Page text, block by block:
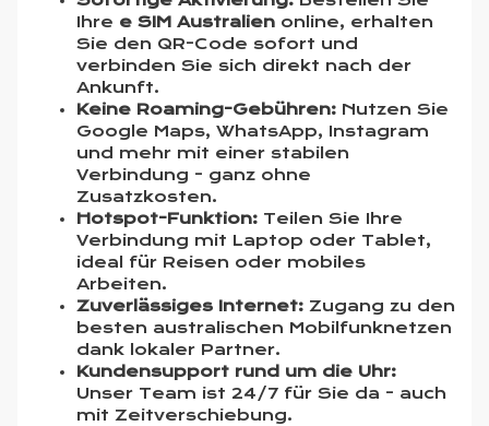
Ihre e SIM Australien online, erhalten
Sie den QR-Code sofort und
verbinden Sie sich direkt nach der
Ankunft.
Keine Roaming-Gebühren: Nutzen Sie
Google Maps, WhatsApp, Instagram
und mehr mit einer stabilen
Verbindung - ganz ohne
Zusatzkosten.
Hotspot-Funktion: Teilen Sie Ihre
Verbindung mit Laptop oder Tablet,
ideal für Reisen oder mobiles
Arbeiten.
Zuverlässiges Internet: Zugang zu den
besten australischen Mobilfunknetzen
dank lokaler Partner.
Kundensupport rund um die Uhr:
Unser Team ist 24/7 für Sie da - auch
mit Zeitverschiebung.